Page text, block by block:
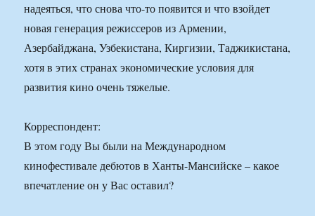
надеяться, что снова что-то появится и что взойдет
новая генерация режиссеров из Армении,
Азербайджана, Узбекистана, Киргизии, Таджикистана,
хотя в этих странах экономические условия для
развития кино очень тяжелые.
Корреспондент:
В этом году Вы были на Международном
кинофестивале дебютов в Ханты-Мансийске – какое
впечатление он у Вас оставил?